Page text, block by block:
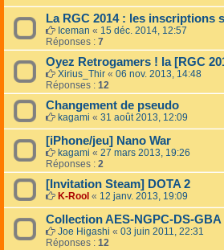
La RGC 2014 : les inscriptions
Iceman « 15 déc. 2014, 12:57
Réponses : 7
Oyez Retrogamers ! la [RGC
Xirius_Thir « 06 nov. 2013, 14:48
Réponses : 12
Changement de pseudo
kagami « 31 août 2013, 12:09
[iPhone/jeu] Nano War
kagami « 27 mars 2013, 19:26
Réponses : 2
[Invitation Steam] DOTA 2
K-Rool « 12 janv. 2013, 19:09
Collection AES-NGPC-DS-GBA
Joe Higashi « 03 juin 2011, 22:31
Réponses : 12